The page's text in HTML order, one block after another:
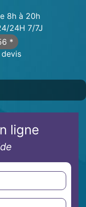
8h à 20h
24H 7/7J
*
ligne